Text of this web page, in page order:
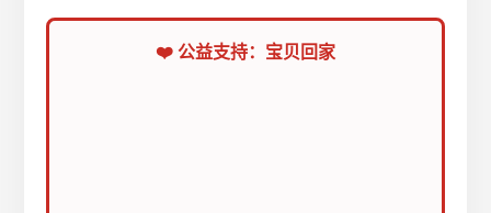
❤️ 公益支持：宝贝回家